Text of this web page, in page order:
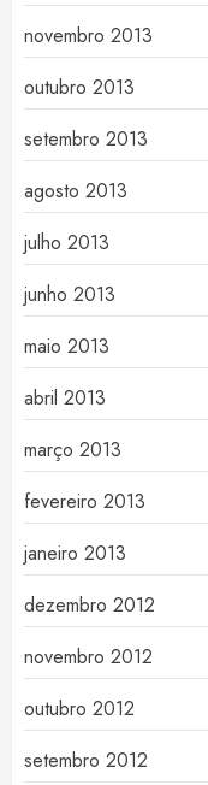
novembro 2013
outubro 2013
setembro 2013
agosto 2013
julho 2013
junho 2013
maio 2013
abril 2013
março 2013
fevereiro 2013
janeiro 2013
dezembro 2012
novembro 2012
outubro 2012
setembro 2012